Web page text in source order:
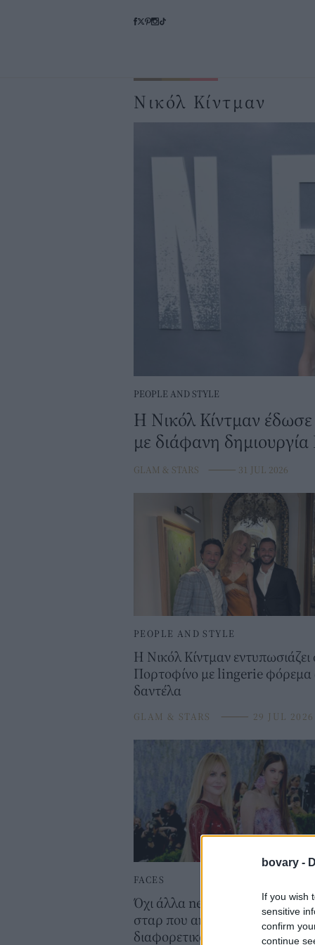
bovary -
If you wish
sensitive
confirm
continue
Νικόλ Κίντμαν
PEOPLE AND STYLE
Η Νικόλ Κίντμαν
με διάφανη
GLAM & STARS ⸻ 31 JUL 2026
PEOPLE AND STYLE
Η Νικόλ Κίντμαν εντυπωσιάζει
Πορτοφίνο με lingerie φόρεμα
δαντέλα
GLAM & STARS ⸻ 29 JUL 2026
FACES
Όχι άλλα nepo babies: Τα
σταρ που ακολούθησαν έναν
διαφορετικό δρόμο